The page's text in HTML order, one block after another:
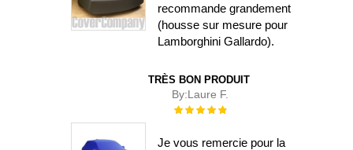
recommande grandement
(housse sur mesure pour
Lamborghini Gallardo).
TRÈS BON PRODUIT
By:Laure F.
Évaluation :
Je vous remercie pour la